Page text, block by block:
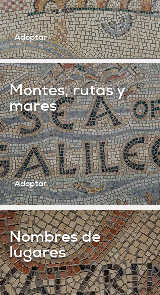
Adoptar
Montes, rutas y
mares
Adoptar
Nombres de
lugares